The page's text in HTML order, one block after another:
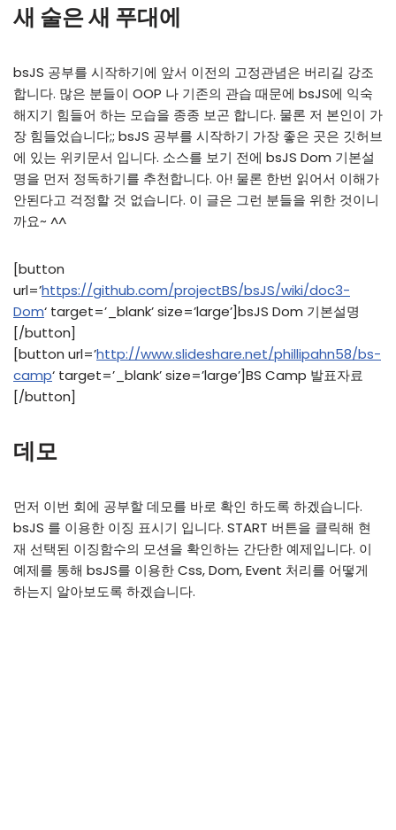
새 술은 새 푸대에
bsJS 공부를 시작하기에 앞서 이전의 고정관념은 버리길 강조
합니다. 많은 분들이 OOP 나 기존의 관습 때문에 bsJS에 익숙
해지기 힘들어 하는 모습을 종종 보곤 합니다. 물론 저 본인이 가
장 힘들었습니다;; bsJS 공부를 시작하기 가장 좋은 곳은 깃허브
에 있는 위키문서 입니다. 소스를 보기 전에 bsJS Dom 기본설
명을 먼저 정독하기를 추천합니다. 아! 물론 한번 읽어서 이해가
안된다고 걱정할 것 없습니다. 이 글은 그런 분들을 위한 것이니
까요~ ^^
[button
url=’https://github.com/projectBS/bsJS/wiki/doc3-
Dom‘ target=’_blank’ size=’large’]bsJS Dom 기본설명
[/button]
[button url=’http://www.slideshare.net/phillipahn58/bs-
camp‘ target=’_blank’ size=’large’]BS Camp 발표자료
[/button]
데모
먼저 이번 회에 공부할 데모를 바로 확인 하도록 하겠습니다.
bsJS 를 이용한 이징 표시기 입니다. START 버튼을 클릭해 현
재 선택된 이징함수의 모션을 확인하는 간단한 예제입니다. 이
예제를 통해 bsJS를 이용한 Css, Dom, Event 처리를 어떻게
하는지 알아보도록 하겠습니다.